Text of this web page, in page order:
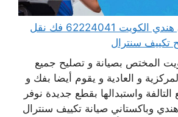
فني تكييف مركزي هندي الكويت 62224041 فك نقل
تكييف سنترال
المختص بصيانة و تصليح جميع
و العادية و يقوم أيضا بفك و
واستبدالها بقطع جديدة نوفر
وباكستاني صيانة تكييف سنترال